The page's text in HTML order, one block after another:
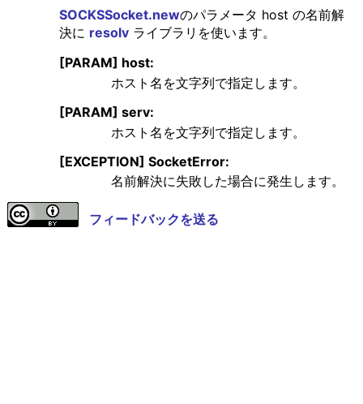
SOCKSSocket.newのパラメータ host の名前解
決に resolvライブラリを使います。
[PARAM] host:
ホスト名を文字列で指定します。
[PARAM] serv:
ホスト名を文字列で指定します。
[EXCEPTION] SocketError:
名前解決に失敗した場合に発生します。
フィードバックを送る